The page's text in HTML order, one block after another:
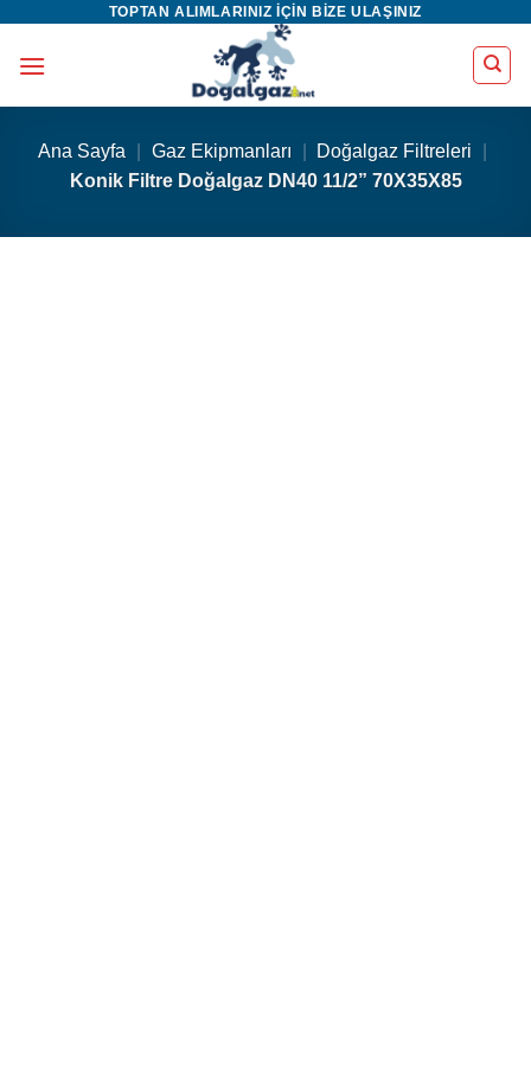
TOPTAN ALIMLARINIZ IÇIN BIZE ULAŞINIZ
Ana Sayfa Gaz Ekipmanları Doğalgaz Filtreleri
Konik Filtre Doğalgaz DN40 11/2” 70X35X85